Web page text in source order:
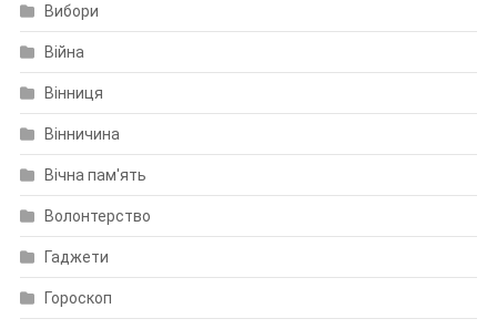
Вибори
Війна
Вінниця
Вінничина
Вічна пам'ять
Волонтерство
Гаджети
Гороскоп